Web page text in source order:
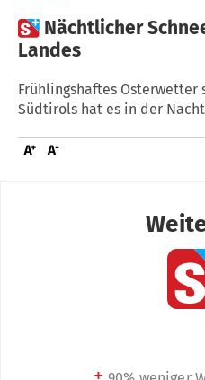
 Nächtlicher
Landes
Frühlingshaftes Osterwetter
Südtirols hat es in der